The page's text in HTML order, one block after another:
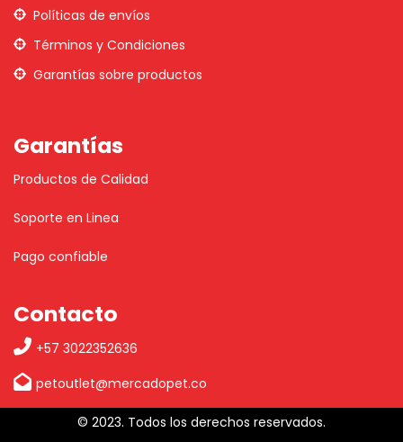
Políticas de envíos
Términos y Condiciones
Garantías sobre productos
Garantías
Productos de Calidad
Soporte en Linea
Pago confiable
Contacto
+57 3022352636
petoutlet@mercadopet.co
© 2023. Todos los derechos reservados.